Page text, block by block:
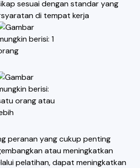
sesuai dengan standar yang
di tempat kerja
peranan yang cukup penting
atau meningkatkan
pelatihan, dapat meningkatkan